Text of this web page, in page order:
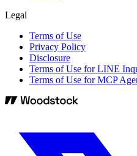
Legal
Terms of Use
Privacy Policy
Disclosure
Terms of Use for LINE
Terms of Use for MCP